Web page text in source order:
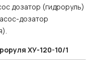
дозатор (гидроруль)
дозатор
ХУ-120-10/1